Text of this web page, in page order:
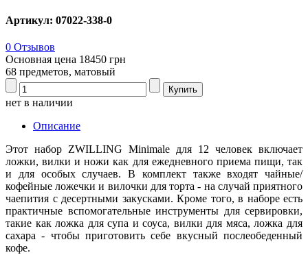
Артикул: 07022-338-0
0 Отзывов
Основная цена 18450 грн
68 предметов, матовый
нет в наличии
Описание
Этот набор ZWILLING Minimale для 12 человек включает
ложки, вилки и ножи как для ежедневного приема пищи, так
и для особых случаев. В комплект также входят чайные/
кофейные ложечки и вилочки для торта - на случай приятного
чаепития с десертными закусками. Кроме того, в наборе есть
практичные вспомогательные инструменты для сервировки,
такие как ложка для супа и соуса, вилки для мяса, ложка для
сахара - чтобы приготовить себе вкусный послеобеденный
кофе.